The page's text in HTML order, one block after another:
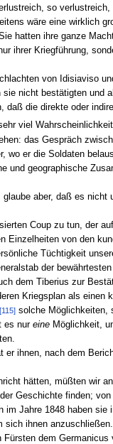
so
wäre eine wirklich
hatten ihre ganze
ihrer Kriegführung,
von Idisiaviso
nicht bestätigten und
daß die direkte oder
viel
das Gespräch
wo er die Soldaten
und geographische
aber, daß es
Coup zu tun, der
Einzelheiten von den
Tüchtigkeit
der
dem Tiberius zur
Kriegsplan als
solche Möglichkeiten,
es nur eineMöglichkeit,
er ihnen, nach dem
hätten, müßten wir
Geschichte finden;
im Jahre 1848 haben
ihnen
dem